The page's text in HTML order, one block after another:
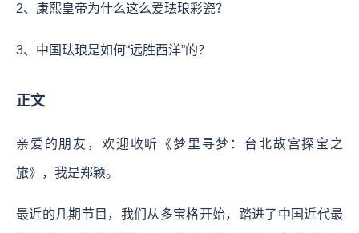
2、康熙皇帝为什么这么爱珐琅彩瓷？
3、中国珐琅是如何“远胜西洋”的？
正文
亲爱的朋友，欢迎收听《梦里寻梦：台北故宫探宝之
旅》，我是郑颖。
最近的几期节目，我们从多宝格开始，踏进了中国近代最